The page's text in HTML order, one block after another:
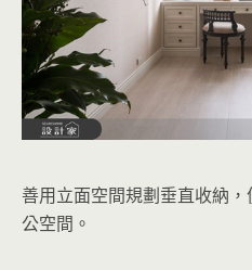
善用立面空間規劃垂直收納
公空間。